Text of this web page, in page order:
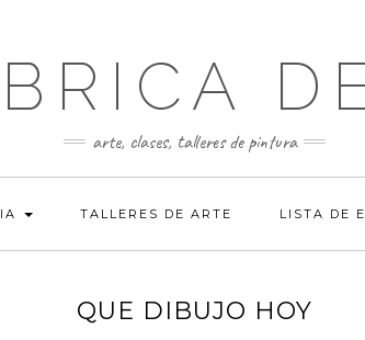
arte, clases, talleres de pintura
TALLERES DE ARTE LISTA DE
QUE DIBUJO HOY